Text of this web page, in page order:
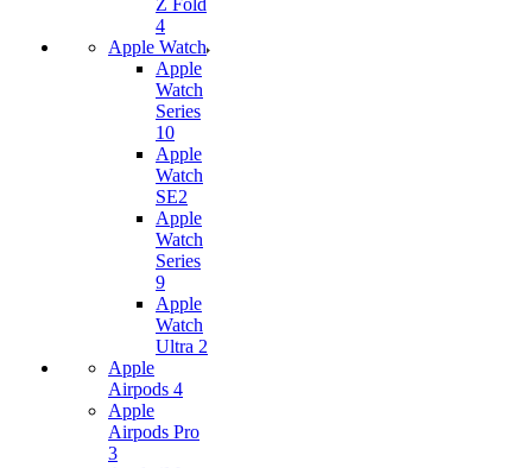
Z Fold
4
Apple Watch
Apple
Watch
Series
10
Apple
Watch
SE2
Apple
Watch
Series
9
Apple
Watch
Ultra 2
Apple
Airpods 4
Apple
Airpods Pro
3